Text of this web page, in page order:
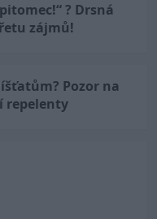
? Drsná
zájmů!
Pozor na
repelenty